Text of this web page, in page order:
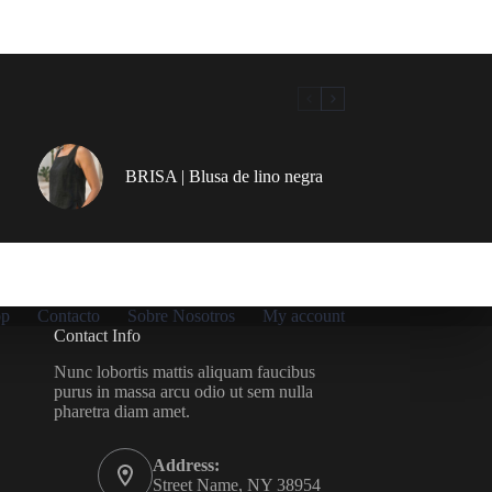
BRISA | Blusa de lino negra
Contacto Sobre Nosotros
My account
Contact Info
Nunc lobortis mattis aliquam faucibus
purus in massa arcu odio ut sem nulla
pharetra diam amet.
Address:
Street Name, NY 38954